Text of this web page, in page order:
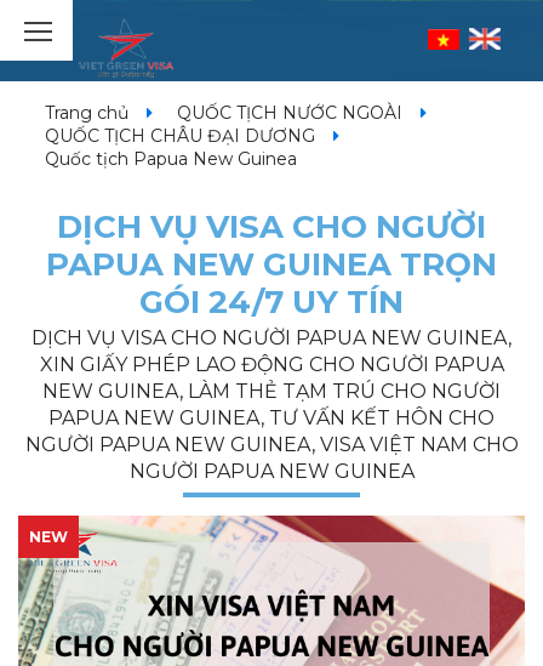
Trang chủ
QUỐC TỊCH NƯỚC NGOÀI
QUỐC TỊCH CHÂU ĐẠI DƯƠNG
Quốc tịch Papua New Guinea
DỊCH VỤ VISA CHO NGƯỜI
PAPUA NEW GUINEA TRỌN
GÓI 24/7 UY TÍN
DỊCH VỤ VISA CHO NGƯỜI PAPUA NEW GUINEA,
XIN GIẤY PHÉP LAO ĐỘNG CHO NGƯỜI PAPUA
NEW GUINEA, LÀM THẺ TẠM TRÚ CHO NGƯỜI
PAPUA NEW GUINEA, TƯ VẤN KẾT HÔN CHO
NGƯỜI PAPUA NEW GUINEA, VISA VIỆT NAM CHO
NGƯỜI PAPUA NEW GUINEA
NEW